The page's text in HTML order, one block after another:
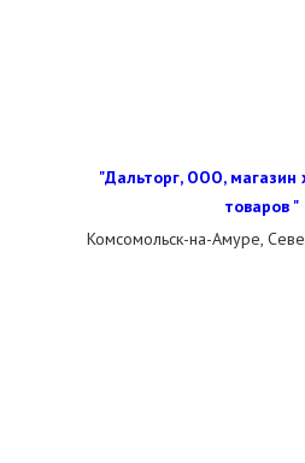
"Дальторг, ООО, магазин
товаров "
Комсомольск-на-Амуре,